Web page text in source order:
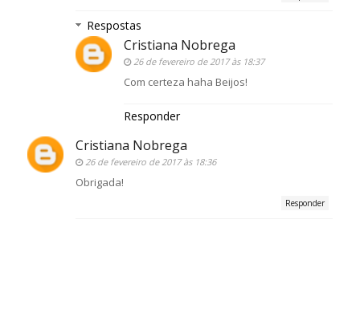
Respostas
Cristiana Nobrega
26 de fevereiro de 2017 às 18:37
Com certeza haha Beijos!
Responder
Cristiana Nobrega
26 de fevereiro de 2017 às 18:36
Obrigada!
Responder